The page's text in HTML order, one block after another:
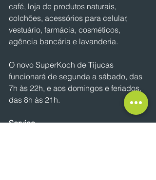
café, loja de produtos naturais,
colchões, acessórios para celular,
vestuário, farmácia, cosméticos,
agência bancária e lavanderia.
O novo SuperKoch de Tijucas
funcionará de segunda a sábado, das
7h às 22h, e aos domingos e feriados,
das 8h às 21h.
Serviço